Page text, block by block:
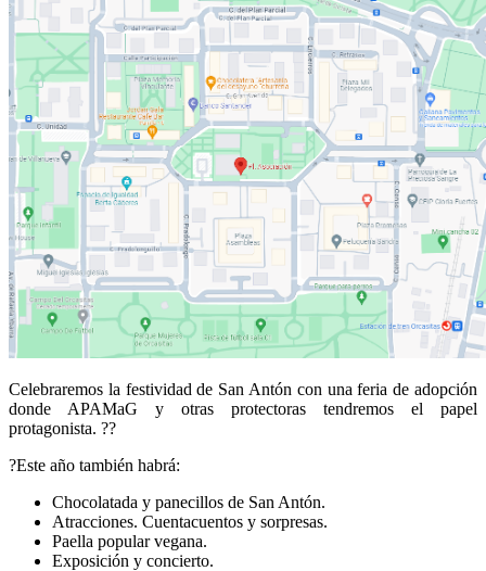
Celebraremos la festividad de San Antón con una feria de adopción
donde APAMaG y otras protectoras tendremos el papel
protagonista. ??
?Este año también habrá:
Chocolatada y panecillos de San Antón.
Atracciones. Cuentacuentos y sorpresas.
Paella popular vegana.
Exposición y concierto.